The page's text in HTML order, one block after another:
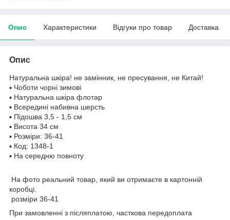
Опис Характеристики Відгуки про товар Доставка
Опис
Натуральна шкіра! не замінник, не пресування, не Китай!
▪️ Чоботи чорні зимові
▪️ Натуральна шкіра флотар
▪️ Всередині набивна шерсть
▪️ Підошва 3,5 - 1,5 см
▪️ Висота 34 см
▪️ Розміри: 36-41
▪️ Код: 1348-1
▪️ На середню повноту
На фото реальний товар, який ви отримаєте в картонній
коробці.
розміри 36-41
При замовленні з післяплатою, часткова передоплата